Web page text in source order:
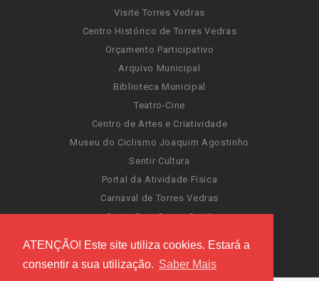
ATENÇÃO! Este site utiliza cookies. Estará a
consentir a sua utilização. Saber Mais
Visite Torres Vedras
Centro Histórico de Torres Vedras
Orçamento Participativo
Arquivo Municipal
Biblioteca Municipal
Teatro-Cine
Centro de Artes e Criatividade
Museu do Ciclismo Joaquim Agostinho
Sentir Cultura
Portal da Atividade Física
Carnaval de Torres Vedras
Santa Cruz Ocean Spirit